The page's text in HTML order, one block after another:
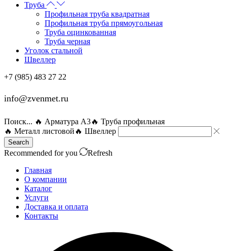
Труба
Профильная труба квадратная
Профильная труба прямоугольная
Труба оцинкованная
Труба черная
Уголок стальной
Швеллер
+7 (985) 483 27 22
info@zvenmet.ru
Поиск... 🔥 Арматура А3🔥 Труба профильная
🔥 Металл листовой 🔥 Швеллер
Search
Recommended for you
Refresh
Главная
О компании
Каталог
Услуги
Доставка и оплата
Контакты